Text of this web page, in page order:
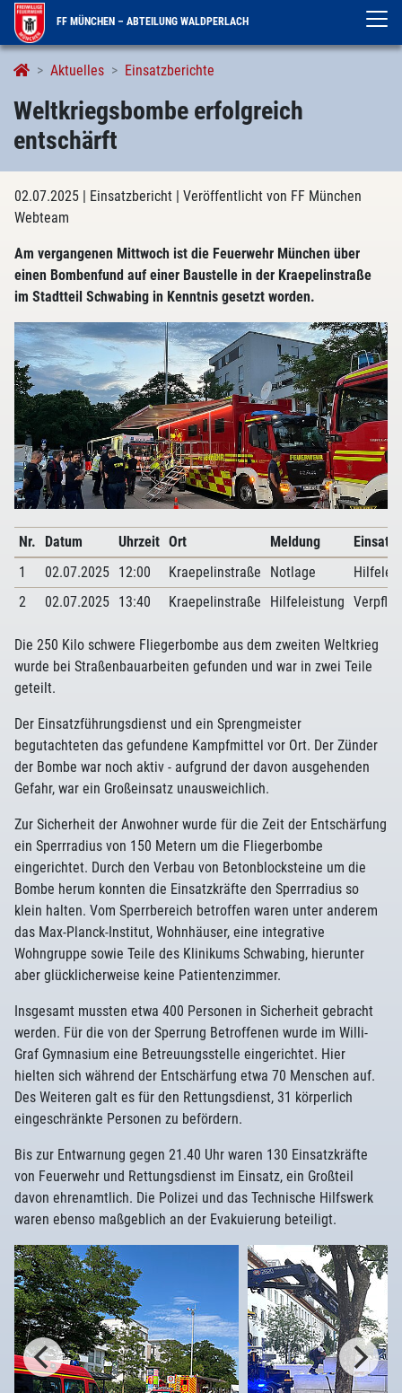
FF MÜNCHEN – ABTEILUNG WALDPERLACH
Aktuelles Einsatzberichte
Weltkriegsbombe erfolgreich
entschärft
02.07.2025 | Einsatzbericht | Veröffentlicht von FF München
Webteam
Am vergangenen Mittwoch ist die Feuerwehr München über
einen Bombenfund auf einer Baustelle in der Kraepelinstraße
im Stadtteil Schwabing in Kenntnis gesetzt worden.
Nr. Datum Uhrzeit Ort Meldung
1
02.07.2025 12:00 Kraepelinstraße Notlage
2
02.07.2025 13:40 Kraepelinstraße Hilfeleistung
Die 250 Kilo schwere Fliegerbombe aus dem zweiten Weltkrieg
wurde bei Straßenbauarbeiten gefunden und war in zwei Teile
geteilt.
Der Einsatzführungsdienst und ein Sprengmeister
begutachteten das gefundene Kampfmittel vor Ort. Der Zünder
der Bombe war noch aktiv - aufgrund der davon ausgehenden
Gefahr, war ein Großeinsatz unausweichlich.
Zur Sicherheit der Anwohner wurde für die Zeit der Entschärfung
ein Sperrradius von 150 Metern um die Fliegerbombe
eingerichtet. Durch den Verbau von Betonblocksteine um die
Bombe herum konnten die Einsatzkräfte den Sperrradius so
klein halten. Vom Sperrbereich betroffen waren unter anderem
das Max-Planck-Institut, Wohnhäuser, eine integrative
Wohngruppe sowie Teile des Klinikums Schwabing, hierunter
aber glücklicherweise keine Patientenzimmer.
Insgesamt mussten etwa 400 Personen in Sicherheit gebracht
werden. Für die von der Sperrung Betroffenen wurde im Willi-
Graf Gymnasium eine Betreuungsstelle eingerichtet. Hier
hielten sich während der Entschärfung etwa 70 Menschen auf.
Des Weiteren galt es für den Rettungsdienst, 31 körperlich
eingeschränkte Personen zu befördern.
Bis zur Entwarnung gegen 21.40 Uhr waren 130 Einsatzkräfte
von Feuerwehr und Rettungsdienst im Einsatz, ein Großteil
davon ehrenamtlich. Die Polizei und das Technische Hilfswerk
waren ebenso maßgeblich an der Evakuierung beteiligt.